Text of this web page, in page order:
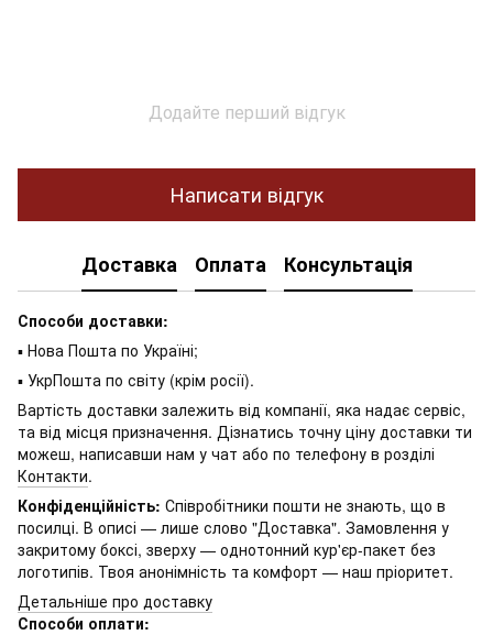
Додайте перший відгук
Написати відгук
Доставка Оплата Консультація
Способи доставки:
▪ Нова Пошта по Україні;
▪ УкрПошта по світу (крім росії).
Вартість доставки залежить від компанії, яка надає сервіс,
та від місця призначення. Дізнатись точну ціну доставки ти
можеш, написавши нам у чат або по телефону в розділі
Контакти.
Конфіденційність: Співробітники пошти не знають, що в
посилці. В описі — лише слово "Доставка". Замовлення у
закритому боксі, зверху — однотонний кур'єр-пакет без
логотипів. Твоя анонімність та комфорт — наш пріоритет.
Детальніше про доставку
Способи оплати: